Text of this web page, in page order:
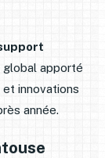
apporté
innovations
année.